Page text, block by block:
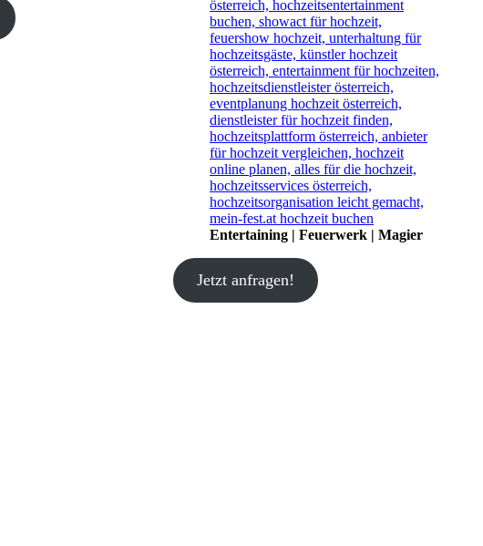
Entertaining | Feuerwerk | Magier
Jetzt anfragen!